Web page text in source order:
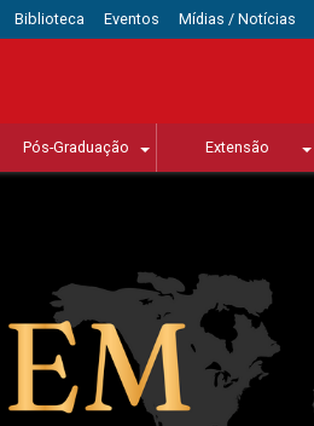
Biblioteca Eventos Mídias / Notícias
Pós-Graduação Extensão